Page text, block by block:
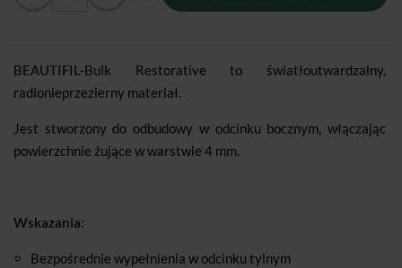
BEAUTIFIL-Bulk Restorative to światłoutwardzalny,
radionieprzezierny materiał.
Jest stworzony do odbudowy w odcinku bocznym, włączając
powierzchnie żujące w warstwie 4 mm.
Wskazania:
Bezpośrednie wypełnienia w odcinku tylnym